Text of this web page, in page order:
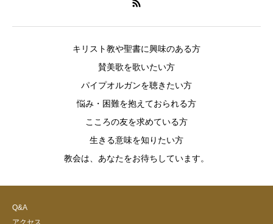
キリスト教や聖書に興味のある方
賛美歌を歌いたい方
パイプオルガンを聴きたい方
悩み・困難を抱えておられる方
こころの友を求めている方
生きる意味を知りたい方
教会は、あなたをお待ちしています。
Q&A